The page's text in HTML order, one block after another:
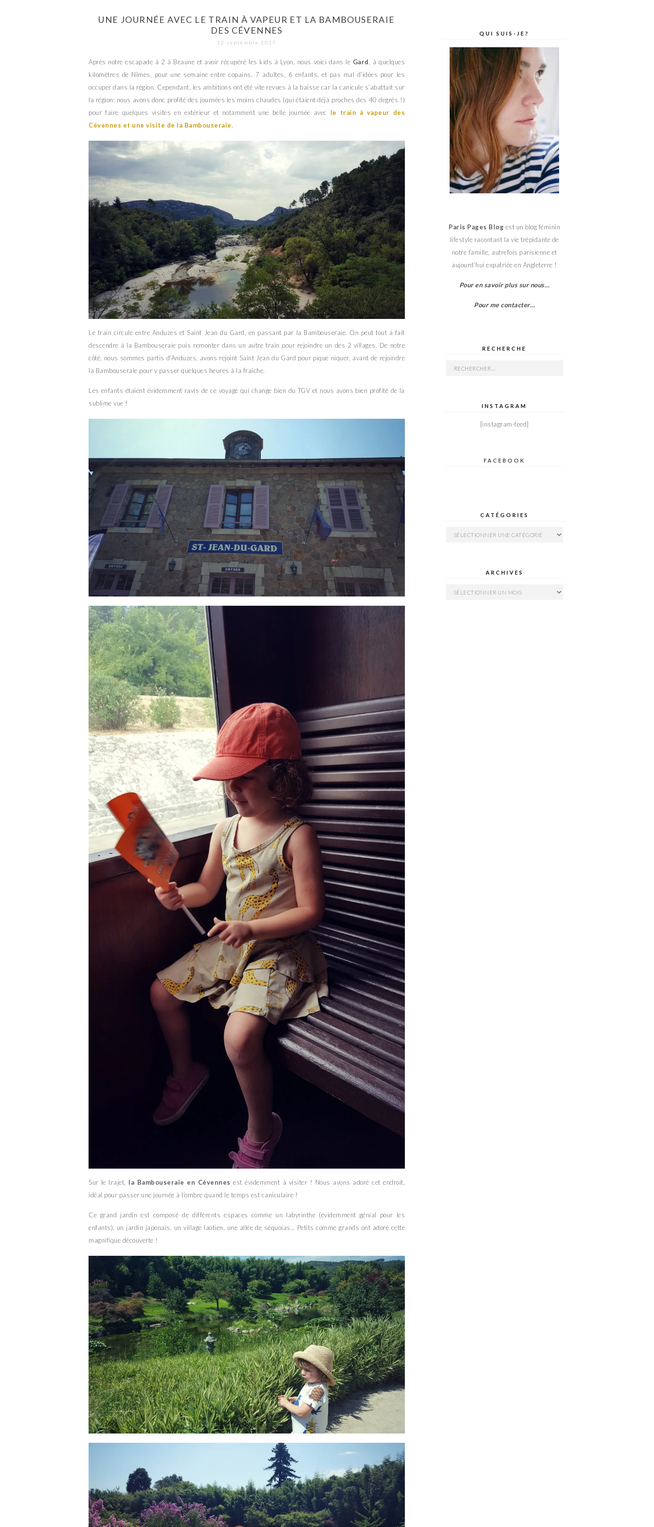
UNE JOURNÉE AVEC LE TRAIN À VAPEUR ET LA BAMBOUSERAIE
DES CÉVENNES
12 septembre 2017
Après notre escapade à 2 à Beaune et avoir récupéré les kids à Lyon, nous voici dans le Gard
, à quelques
kilomètres de Nîmes, pour une semaine entre copains. 7 adultes, 6 enfants, et pas mal d’idées pour les
occuper dans la région. Cependant, les ambitions ont été vite revues à la baisse car la canicule s’abattait sur
la région: nous avons donc profité des journées les moins chaudes (qui étaient déjà proches des 40 degrés !)
pour faire quelques visites en extérieur et notamment une belle journée avec le train à vapeur des
Cévennes et une visite de la Bambouseraie.
Le train circule entre Anduzes et Saint Jean du Gard, en passant par la Bambouseraie. On peut tout à fait
descendre à la Bambouseraie puis remonter dans un autre train pour rejoindre un des 2 villages. De notre
côté, nous sommes partis d’Anduzes, avons rejoint Saint Jean du Gard pour pique niquer, avant de rejoindre
la Bambouseraie pour y passer quelques heures à la fraîche.
Les enfants étaient évidemment ravis de ce voyage qui change bien du TGV et nous avons bien profité de la
sublime vue !
Sur le trajet, la Bambouseraie en Cévennes est évidemment à visiter ! Nous avons adoré cet endroit,
idéal pour passer une journée à l’ombre quand le temps est caniculaire !
Ce grand jardin est composé de différents espaces comme un labyrinthe (évidemment génial pour les
enfants), un jardin japonais, un village laotien, une allée de séquoias… Petits comme grands ont adoré cette
magnifique découverte !
QUI SUIS-JE?
Paris Pages Blog est un blog féminin
lifestyle racontant la vie trépidante de
notre famille, autrefois parisienne et
aujourd’hui expatriée en Angleterre !
Pour en savoir plus sur nous…
Pour me contacter…
RECHERCHE
Rechercher :
INSTAGRAM
[instagram-feed]
FACEBOOK
CATÉGORIES
Catégories
ARCHIVES
Archives